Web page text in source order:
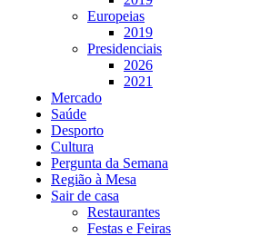
Europeias
2019
Presidenciais
2026
2021
Mercado
Saúde
Desporto
Cultura
Pergunta da Semana
Região à Mesa
Sair de casa
Restaurantes
Festas e Feiras